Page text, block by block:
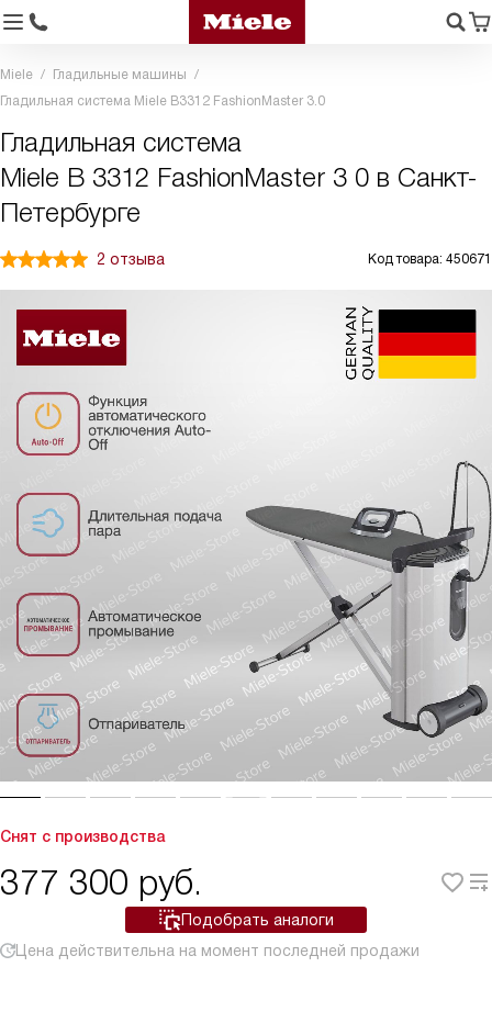
Miele
Гладильные машины
Гладильная система Miele B3312 FashionMaster 3.0
Гладильная система
Miele B 3312 FashionMaster 3 0 в Санкт-
Петербурге
2 отзыва Код товара: 450671
Снят с производства
377 300 руб.
Подобрать аналоги
Цена действительна на момент последней продажи